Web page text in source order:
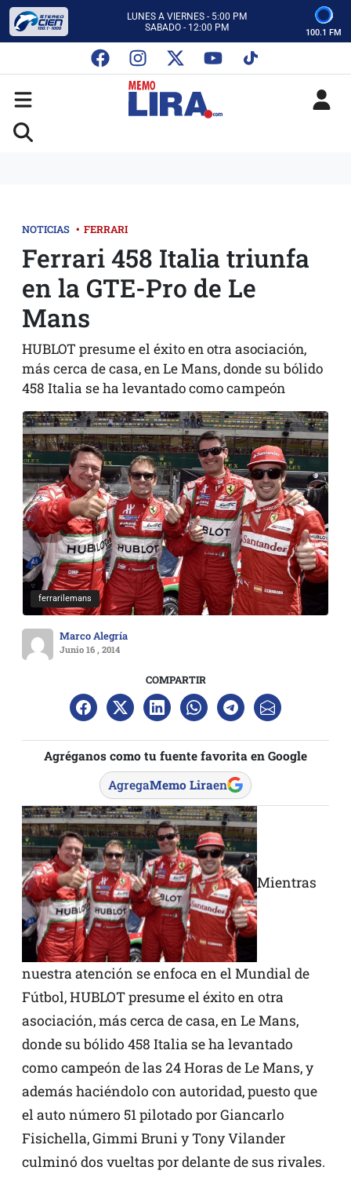
LUNES A VIERNES - 5:00 PM
SABADO - 12:00 PM
CON MEMO LIRA Y SU EQUIPO
LUNES A VIERNES - 5:00 PM
SABADO - 12:00 PM
100.1 FM
NOTICIAS • FERRARI
Ferrari 458 Italia triunfa
en la GTE-Pro de Le
Mans
HUBLOT presume el éxito en otra asociación,
más cerca de casa, en Le Mans, donde su bólido
458 Italia se ha levantado como campeón
ferrarilemans
Marco Alegría
Junio 16 , 2014
COMPARTIR
Agréganos como tu fuente favorita en Google
AgregaMemo Liraen
Mientras
nuestra atención se enfoca en el Mundial de
Fútbol, HUBLOT presume el éxito en otra
asociación, más cerca de casa, en Le Mans,
donde su bólido 458 Italia se ha levantado
como campeón de las 24 Horas de Le Mans, y
además haciéndolo con autoridad, puesto que
el auto número 51 pilotado por Giancarlo
Fisichella, Gimmi Bruni y Tony Vilander
culminó dos vueltas por delante de sus rivales.